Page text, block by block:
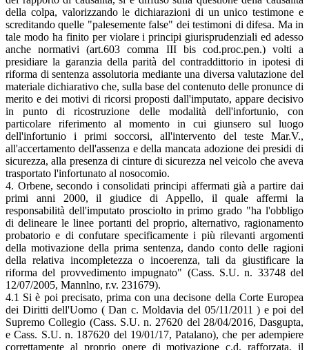
della colpa, valorizzando le dichiarazioni di un unico testimone e
screditando quelle "palesemente false" dei testimoni di difesa. Ma in
tale modo ha finito per violare i principi giurisprudenziali ed adesso
anche normativi (art.603 comma III bis cod.proc.pen.) volti a
presidiare la garanzia della parità del contraddittorio in ipotesi di
riforma di sentenza assolutoria mediante una diversa valutazione del
materiale dichiarativo che, sulla base del contenuto delle pronunce di
merito e dei motivi di ricorsi proposti dall'imputato, appare decisivo
in punto di ricostruzione delle modalità dell'infortunio, con
particolare riferimento al momento in cui giunsero sul luogo
dell'infortunio i primi soccorsi, all'intervento del teste Mar.V.,
all'accertamento dell'assenza e della mancata adozione dei presidi di
sicurezza, alla presenza di cinture di sicurezza nel veicolo che aveva
trasportato l'infortunato al nosocomio.
4. Orbene, secondo i consolidati principi affermati già a partire dai
primi anni 2000, il giudice di Appello, il quale affermi la
responsabilità dell'imputato prosciolto in primo grado "ha l'obbligo
di delineare le linee portanti del proprio, alternativo, ragionamento
probatorio e di confutare specificamente i più rilevanti argomenti
della motivazione della prima sentenza, dando conto delle ragioni
della relativa incompletezza o incoerenza, tali da giustificare la
riforma del provvedimento impugnato" (Cass. S.U. n. 33748 del
12/07/2005, Mannlno, r.v. 231679).
4.1 Si è poi precisato, prima con una decisone della Corte Europea
dei Diritti dell'Uomo ( Dan c. Moldavia del 05/11/2011 ) e poi del
Supremo Collegio (Cass. S.U. n. 27620 del 28/04/2016, Dasgupta,
e Cass. S.U. n. 187620 del 19/01/17, Patalano), che per adempiere
correttamente al proprio onere di motivazione c.d. rafforzata, il